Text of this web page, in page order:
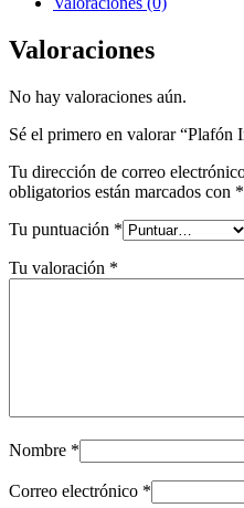
Valoraciones
No hay valoraciones aún.
Sé el primero en valorar “Plafón
Tu dirección de correo
obligatorios están marcados con *
Tu puntuación *
Tu valoración *
Nombre *
Correo electrónico *